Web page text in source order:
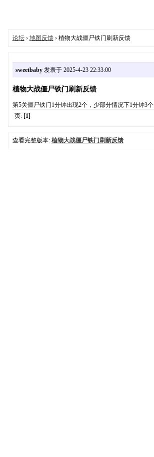
论坛› 地图反馈› 植物大战僵尸铁门刷新反馈
sweetbaby发表于 2025-4-23 22:33:00
植物大战僵尸铁门刷新反馈
第5关僵尸铁门1分钟出现2个，少部分情况下1分钟3个
页: [1]
查看完整版本: 植物大战僵尸铁门刷新反馈